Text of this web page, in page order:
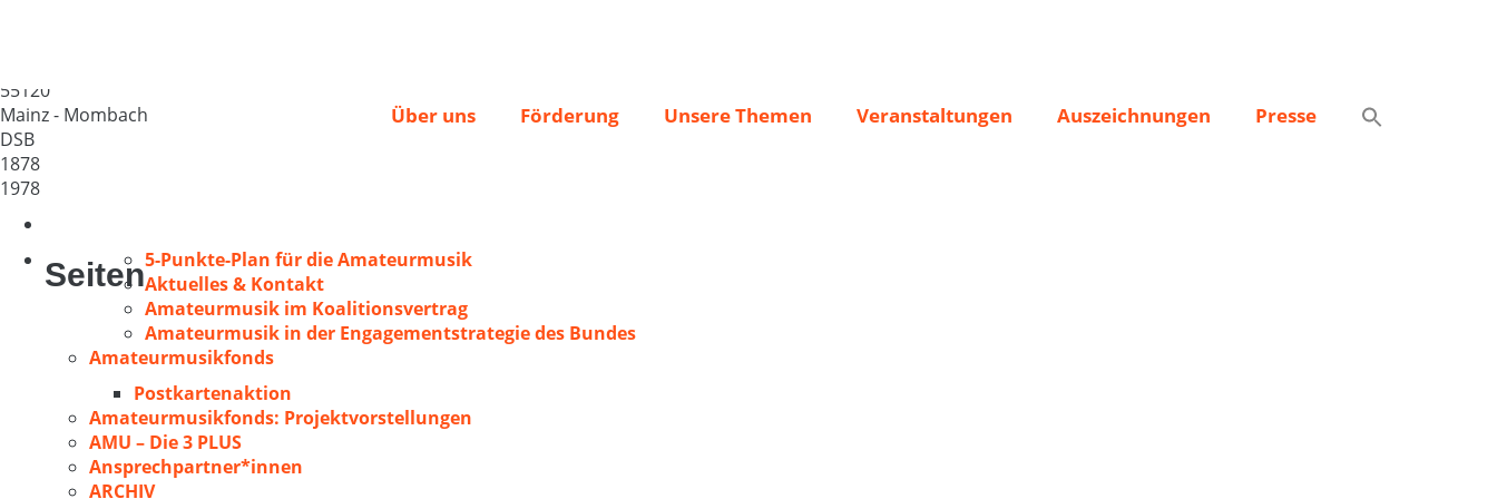
Über uns Förderung Unsere Themen Veranstaltungen Auszeichnungen Presse
55120
Mainz - Mombach
DSB
1878
1978
Seiten5-Punkte-Plan für die Amateurmusik
Aktuelles & Kontakt
Amateurmusik im Koalitionsvertrag
Amateurmusik in der Engagementstrategie des Bundes
Amateurmusikfonds
Postkartenaktion
Amateurmusikfonds: Projektvorstellungen
AMU – Die 3 PLUS
Ansprechpartner*innen
ARCHIV